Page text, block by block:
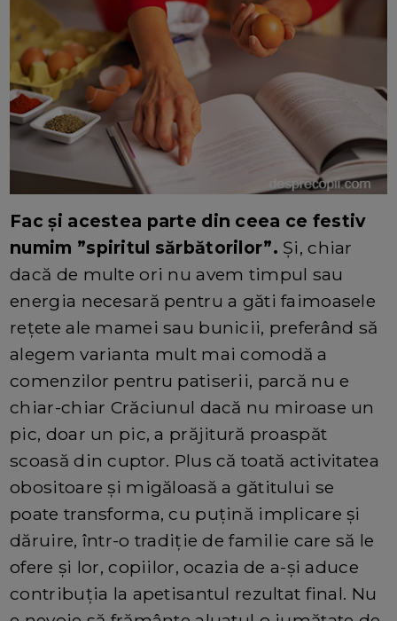
Fac și acestea parte din ceea ce festiv
numim ”spiritul sărbătorilor”. Și, chiar
dacă de multe ori nu avem timpul sau
energia necesară pentru a găti faimoasele
rețete ale mamei sau bunicii, preferând să
alegem varianta mult mai comodă a
comenzilor pentru patiserii, parcă nu e
chiar-chiar Crăciunul dacă nu miroase un
pic, doar un pic, a prăjitură proaspăt
scoasă din cuptor. Plus că toată activitatea
obositoare și migăloasă a gătitului se
poate transforma, cu puțină implicare și
dăruire, într-o tradiție de familie care să le
ofere și lor, copiilor, ocazia de a-și aduce
contribuția la apetisantul rezultat final. Nu